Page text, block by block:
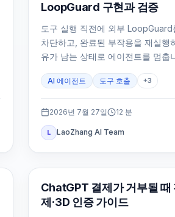
LoopGuard 구현과 검증
도구 실행 직전에 외부
차단하고, 완료된 부작용을 재실행
유가 남는 상태로 에이전트를 멈춥
AI 에이전트 도구 호출 +3
2026년 7월 27일 12 분
L LaoZhang AI Team
ChatGPT
ChatGPT 결제가 거부될 때
제·3D 인증 가이드